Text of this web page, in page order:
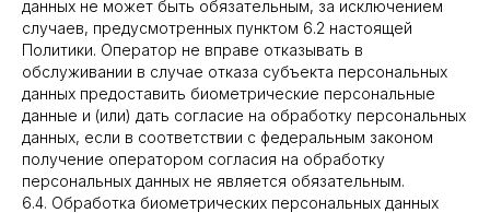
данных не может быть обязательным, за исключением
случаев, предусмотренных пунктом 6.2 настоящей
Политики. Оператор не вправе отказывать в
обслуживании в случае отказа субъекта персональных
данных предоставить биометрические персональные
данные и (или) дать согласие на обработку персональных
данных, если в соответствии с федеральным законом
получение оператором согласия на обработку
персональных данных не является обязательным.
6.4. Обработка биометрических персональных данных